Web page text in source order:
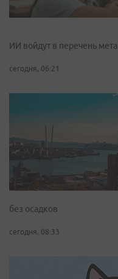
ИИ войдут в перечень
сегодня, 06:21
без осадков
сегодня, 08:33